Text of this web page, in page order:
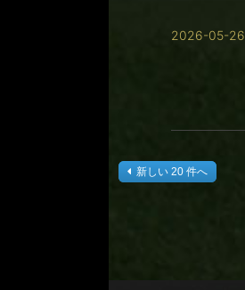
2026-05-26
新しい 20 件へ